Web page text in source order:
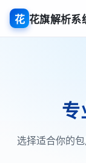
花 花旗解析系
专
选择适合你的